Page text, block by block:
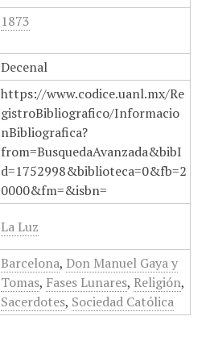
1873
Decenal
https://www.codice.uanl.mx/Re
gistroBibliografico/Informacio
nBibliografica?
from=BusquedaAvanzada&bibI
d=1752998&biblioteca=0&fb=2
0000&fm=&isbn=
La Luz
Barcelona, Don Manuel Gaya y
Tomas, Fases Lunares, Religión,
Sacerdotes, Sociedad Católica